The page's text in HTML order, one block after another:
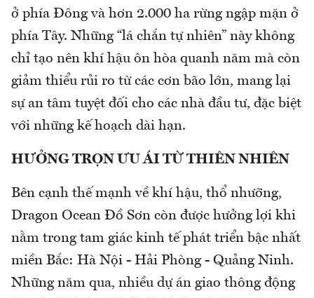
ở phía Đông và hơn 2.000 ha rừng ngập mặn ở
phía Tây. Những “lá chắn tự nhiên” này không
chỉ tạo nên khí hậu ôn hòa quanh năm mà còn
giảm thiểu rủi ro từ các cơn bão lớn, mang lại
sự an tâm tuyệt đối cho các nhà đầu tư, đặc biệt
với những kế hoạch dài hạn.
HƯỞNG TRỌN ƯU ÁI TỪ THIÊN NHIÊN
Bên cạnh thế mạnh về khí hậu, thổ nhưỡng,
Dragon Ocean Đồ Sơn còn được hưởng lợi khi
nằm trong tam giác kinh tế phát triển bậc nhất
miền Bắc: Hà Nội - Hải Phòng - Quảng Ninh.
Những năm qua, nhiều dự án giao thông động